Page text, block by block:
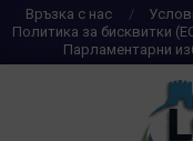
Skip
to
content
Връзка с нас
Политика за бисквитки
Парламентарни